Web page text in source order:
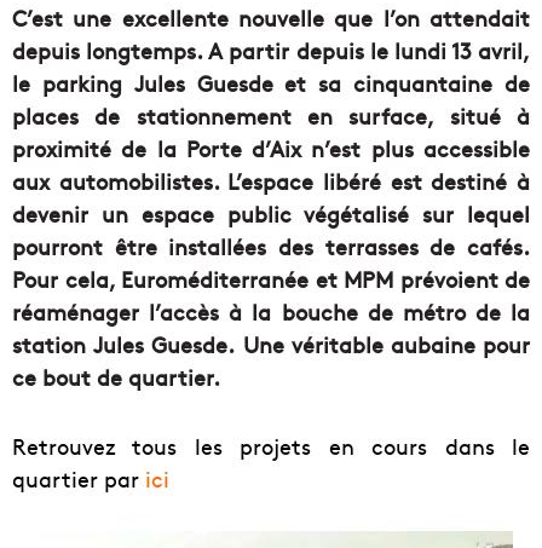
C’est une excellente nouvelle que l’on attendait
depuis longtemps. A partir depuis le lundi 13 avril,
le parking Jules Guesde et sa cinquantaine de
places de stationnement en surface, situé à
proximité de la Porte d’Aix n’est plus accessible
aux automobilistes. L’espace libéré est destiné à
devenir un espace public végétalisé sur lequel
pourront être installées des terrasses de cafés.
Pour cela, Euroméditerranée et MPM prévoient de
réaménager l’accès à la bouche de métro de la
station Jules Guesde. Une véritable aubaine pour
ce bout de quartier.
Retrouvez tous les projets en cours dans le
quartier par ici